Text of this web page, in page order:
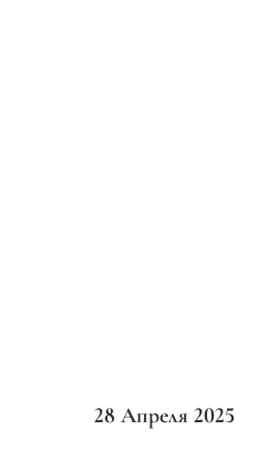
28 Апреля 2025